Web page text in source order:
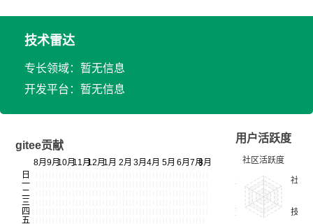
技术雷达
专长领域：暂无信息
开发平台：暂无信息
gitee贡献
用户活跃度